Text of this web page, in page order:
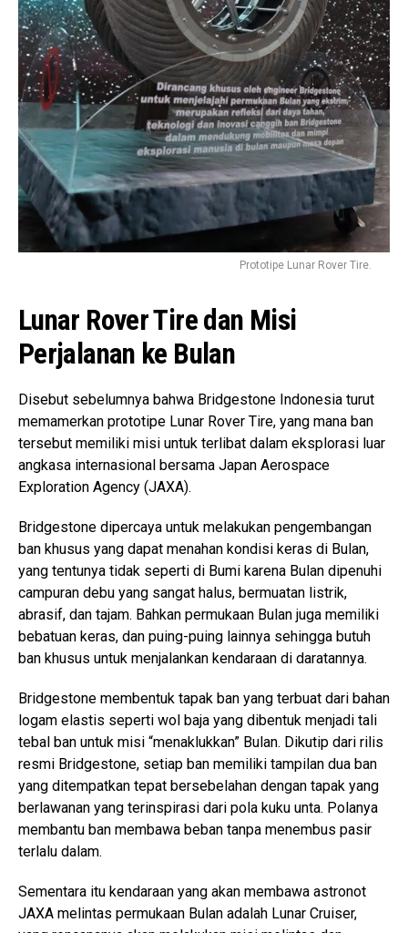
Prototipe Lunar Rover Tire.
Lunar Rover Tire dan Misi
Perjalanan ke Bulan
Disebut sebelumnya bahwa Bridgestone Indonesia turut
memamerkan prototipe Lunar Rover Tire, yang mana ban
tersebut memiliki misi untuk terlibat dalam eksplorasi luar
angkasa internasional bersama Japan Aerospace
Exploration Agency (JAXA).
Bridgestone dipercaya untuk melakukan pengembangan
ban khusus yang dapat menahan kondisi keras di Bulan,
yang tentunya tidak seperti di Bumi karena Bulan dipenuhi
campuran debu yang sangat halus, bermuatan listrik,
abrasif, dan tajam. Bahkan permukaan Bulan juga memiliki
bebatuan keras, dan puing-puing lainnya sehingga butuh
ban khusus untuk menjalankan kendaraan di daratannya.
Bridgestone membentuk tapak ban yang terbuat dari bahan
logam elastis seperti wol baja yang dibentuk menjadi tali
tebal ban untuk misi “menaklukkan” Bulan. Dikutip dari rilis
resmi Bridgestone, setiap ban memiliki tampilan dua ban
yang ditempatkan tepat bersebelahan dengan tapak yang
berlawanan yang terinspirasi dari pola kuku unta. Polanya
membantu ban membawa beban tanpa menembus pasir
terlalu dalam.
Sementara itu kendaraan yang akan membawa astronot
JAXA melintas permukaan Bulan adalah Lunar Cruiser,